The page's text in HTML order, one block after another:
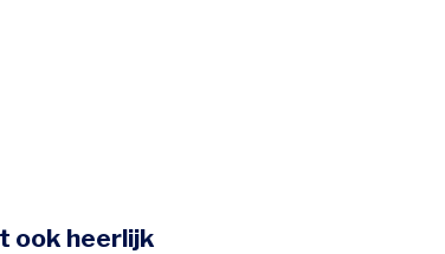
ook heerlijk